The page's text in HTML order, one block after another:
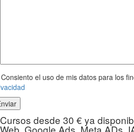
el uso de mis datos para los
Cursos desde 30 € ya